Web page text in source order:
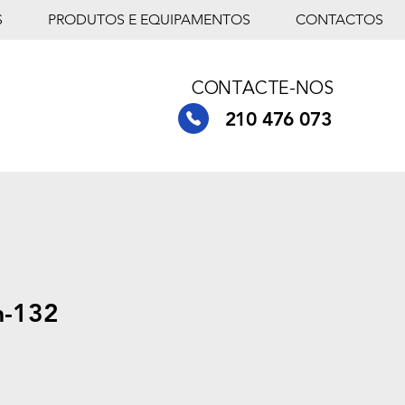
PRODUTOS E EQUIPAMENTOS CONTACTOS
CONTACTE-NOS
210 476 073
132